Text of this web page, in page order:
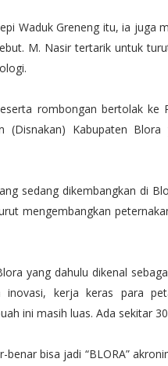
Waduk Greneng itu, ia juga
M. Nasir tertarik untuk
rombongan bertolak ke
(Disnakan) Kabupaten
sedang dikembangkan di
mengembangkan
yang dahulu dikenal
kerja keras para
ini masih luas. Ada sekitar
bisa jadi “BLORA”